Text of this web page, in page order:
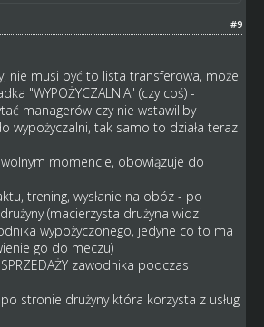
#9
nie musi być to lista transferowa, może
"WYPOŻYCZALNIA" (czy coś) -
managerów czy nie wstawiliby
wypożyczalni, tak samo to działa teraz
momencie, obowiązuje do
trening, wysłanie na obóz - po
(macierzysta drużyna widzi
wypożyczonego, jedyne co to ma
go do meczu)
zawodnika podczas
stronie drużyny która korzysta z usług